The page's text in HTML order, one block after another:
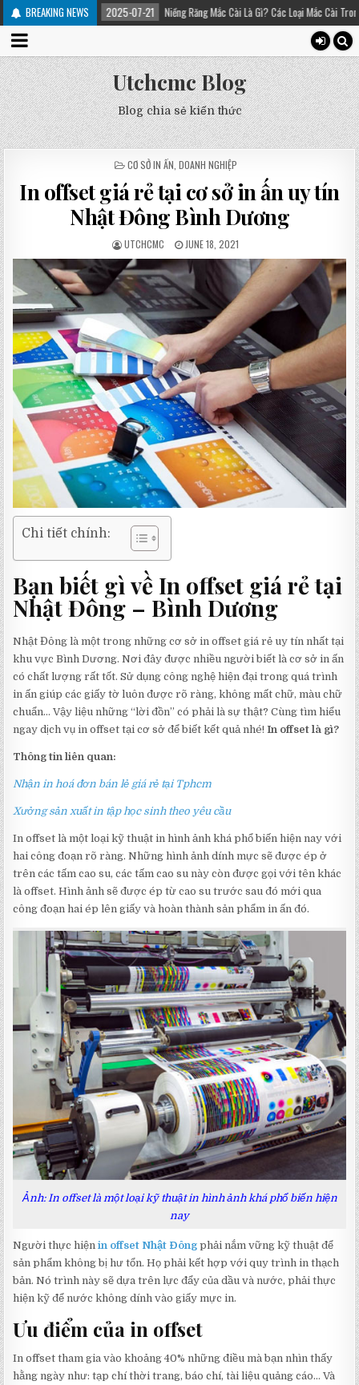
BREAKING NEWS
2025-07-21 Niềng Răng Mắc Cài Là Gì? Các Loại Mắc Cài Trong Niềng Răng
Utchcmc Blog
Blog chia sẻ kiến thức
POSTED
CƠ SỞ IN ẤN DOANH NGHIỆP
In offset giá rẻ tại cơ sở in ấn uy tín
Nhật Đông Bình Dương
UTCHCMC JUNE 18, 2021
Chi tiết chính:
Bạn biết gì về In offset giá rẻ tại
Nhật Đông – Bình Dương
Nhật Đông là một trong những cơ sở in offset giá rẻ uy tín nhất tại
khu vực Bình Dương. Nơi đây được nhiều người biết là cơ sở in ấn
có chất lượng rất tốt. Sử dụng công nghệ hiện đại trong quá trình
in ấn giúp các giấy tờ luôn được rõ ràng, không mất chữ, màu chữ
chuẩn… Vậy liệu những “lời đồn” có phải là sự thật? Cùng tìm hiểu
ngay dịch vụ in offset tại cơ sở để biết kết quả nhé!In offset là gì?
Thông tin liên quan:
Nhận in hoá đơn bán lẻ giá rẻ tại Tphcm
Xưởng sản xuất in tập học sinh theo yêu cầu
In offset là một loại kỹ thuật in hình ảnh khá phổ biến hiện nay với
hai công đoạn rõ ràng. Những hình ảnh dính mực sẽ được ép ở
trên các tấm cao su, các tấm cao su này còn được gọi với tên khác
là offset. Hình ảnh sẽ được ép từ cao su trước sau đó mới qua
công đoạn hai ép lên giấy và hoàn thành sản phẩm in ấn đó.
Ảnh: In offset là một loại kỹ thuật in hình ảnh khá phổ biến hiện
nay
Người thực hiệnin offset Nhật Đông phải nắm vững kỹ thuật để
sản phẩm không bị hư tổn. Họ phải kết hợp với quy trình in thạch
bản. Nó trình này sẽ dựa trên lực đẩy của dầu và nước, phải thực
hiện kỹ để nước không dính vào giấy mực in.
Ưu điểm của in offset
In offset tham gia vào khoảng 40% những điều mà bạn nhìn thấy
hằng ngày như: tạp chí thời trang, báo chí, tài liệu quảng cáo… Và